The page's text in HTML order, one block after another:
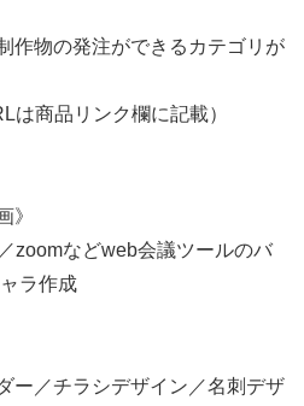
作物の発注ができるカテゴリが
は商品リンク欄に記載）
》
zoomなどweb会議ツールのバ
ラ作成
ー／チラシデザイン／名刺デザ